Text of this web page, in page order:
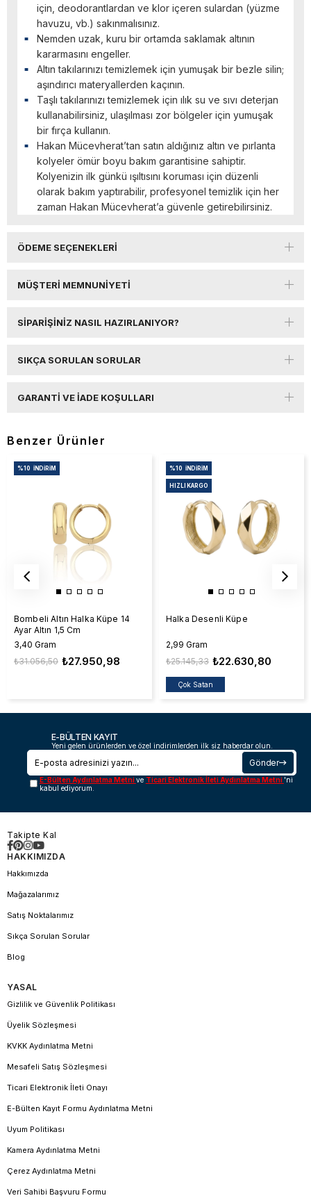
için, deodorantlardan ve klor içeren sulardan (yüzme
havuzu, vb.) sakınmalısınız.
Nemden uzak, kuru bir ortamda saklamak altının
kararmasını engeller.
Altın takılarınızı temizlemek için yumuşak bir bezle silin;
aşındırıcı materyallerden kaçının.
Taşlı takılarınızı temizlemek için ılık su ve sıvı deterjan
kullanabilirsiniz, ulaşılması zor bölgeler için yumuşak
bir fırça kullanın.
Hakan Mücevherat’tan satın aldığınız altın ve pırlanta
kolyeler ömür boyu bakım garantisine sahiptir.
Kolyenizin ilk günkü ışıltısını koruması için düzenli
olarak bakım yaptırabilir, profesyonel temizlik için her
zaman Hakan Mücevherat’a güvenle getirebilirsiniz.
ÖDEME SEÇENEKLERI
MÜŞTERI MEMNUNIYETI
SIPARIŞINIZ NASIL HAZIRLANIYOR?
SIKÇA SORULAN SORULAR
GARANTI VE İADE KOŞULLARI
Benzer Ürünler
Bombeli Altın Halka Küpe 14
Ayar Altın 1,5 Cm
3,40 Gram
₺27.950,98
₺31.056,50
%10 İNDIRIM
Halka Desenli Küpe
2,99 Gram
₺22.630,80
₺25.145,33
Çok Satan
%10 İNDIRIM
HIZLI KARGO
E-BÜLTEN KAYIT
Yeni gelen ürünlerden ve özel indirimlerden ilk siz haberdar olun.
Gönder
E-Bülten Aydınlatma Metnive Ticari Elektronik İleti Aydınlatma Metni 'ni
kabul ediyorum.
Takipte Kal
HAKKIMIZDA
Hakkımızda
Mağazalarımız
Satış Noktalarımız
Sıkça Sorulan Sorular
Blog
YASAL
Gizlilik ve Güvenlik Politikası
Üyelik Sözleşmesi
KVKK Aydınlatma Metni
Mesafeli Satış Sözleşmesi
Ticari Elektronik İleti Onayı
E-Bülten Kayıt Formu Aydınlatma Metni
Uyum Politikası
Kamera Aydınlatma Metni
Çerez Aydınlatma Metni
Veri Sahibi Başvuru Formu